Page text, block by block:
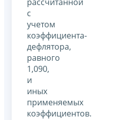
с
учетом
коэффициента-
дефлятора,
равного
1,090,
и
иных
применяемых
коэффициентов.